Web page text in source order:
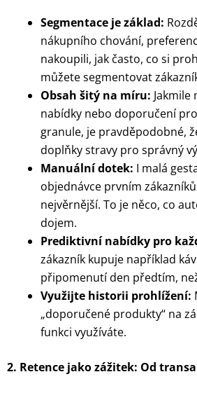
Segmentace je základ:
nákupního chování,
nakoupili, jak často, co si
můžete segmentovat
Obsah šitý na míru:
nabídky nebo doporučení
granule, je pravděpodobné,
doplňky stravy pro správný
Manuální dotek: I malá
objednávce prvním
nejvěrnější. To je něco, co
dojem.
Prediktivní nabídky pro
zákazník kupuje například
připomenutí den předtím,
Využijte historii prohlížení:
„doporučené produkty“ na
funkci využíváte.
2. Retence jako zážitek: Od